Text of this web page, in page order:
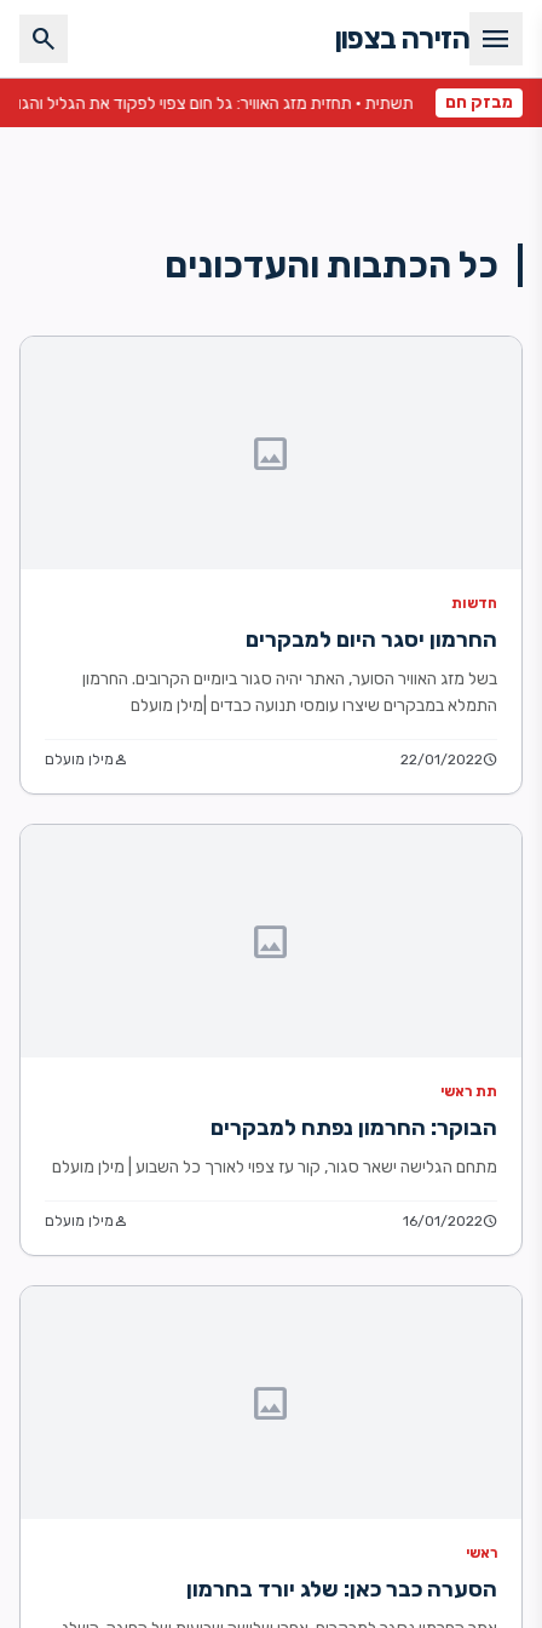
menu הזירה בצפון search
מבזק חם•
כל הכתבות והעדכונים
image
חדשות
החרמון יסגר היום למבקרים
בשל מזג האוויר הסוער, האתר יהיה סגור ביומיים הקרובים. החרמון
התמלא במבקרים שיצרו עומסי תנועה כבדים |מילן מועלם
schedule
22/01/2022
personמילן מועלם
image
תת ראשי
הבוקר: החרמון נפתח למבקרים
מתחם הגלישה ישאר סגור, קור עז צפוי לאורך כל השבוע | מילן מועלם
schedule
16/01/2022
personמילן מועלם
image
ראשי
הסערה כבר כאן: שלג יורד בחרמון